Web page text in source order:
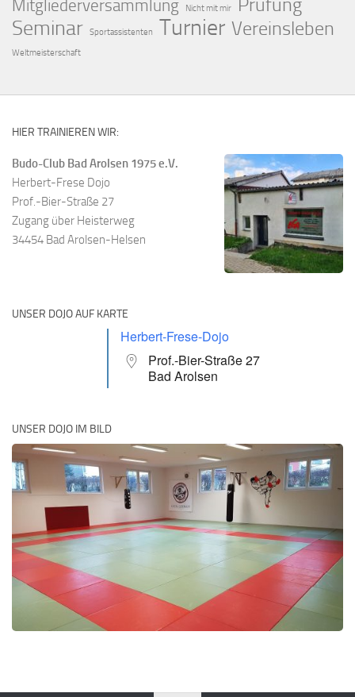
Mitgliederversammlung Nicht mit mir Prüfung
Seminar Sportassistenten Turnier Vereinsleben
Weltmeisterschaft
HIER TRAINIEREN WIR:
Budo-Club Bad Arolsen 1975 e.V.
Herbert-Frese Dojo
Prof.-Bier-Straße 27
Zugang über Heisterweg
34454 Bad Arolsen-Helsen
UNSER DOJO AUF KARTE
Herbert-Frese-Dojo
Prof.-Bier-Straße 27
Bad Arolsen
UNSER DOJO IM BILD